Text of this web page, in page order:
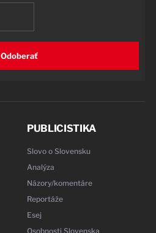
Odoberať
PUBLICISTIKA
Slovo o Slovensku
Analýza
Názory/komentáre
Reportáže
Esej
Osobnosti Slovenska